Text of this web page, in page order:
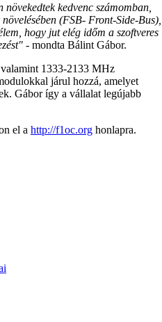
kedvenc számomban,
(FSB- Front-Side-Bus),
hogy jut elég időm a szoftveres
- mondta Bálint Gábor.
1333-2133 MHz
járul hozzá, amelyet
Gábor így a vállalat legújabb
el a http://f1oc.org honlapra.